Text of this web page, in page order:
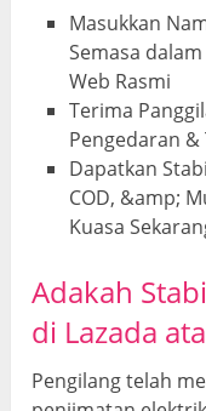
Masukkan
Semasa
Web Rasmi
Terima
Pengedaran
Dapatkan
COD, &amp;
Kuasa
Adakah
di Lazada
Pengilang telah